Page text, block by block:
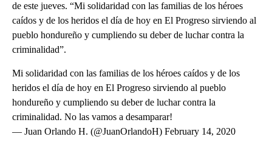
de este jueves. “Mi solidaridad con las familias de los héroes
caídos y de los heridos el día de hoy en El Progreso sirviendo al
pueblo hondureño y cumpliendo su deber de luchar contra la
criminalidad”.
Mi solidaridad con las familias de los héroes caídos y de los
heridos el día de hoy en El Progreso sirviendo al pueblo
hondureño y cumpliendo su deber de luchar contra la
criminalidad. No las vamos a desamparar!
— Juan Orlando H. (@JuanOrlandoH) February 14, 2020